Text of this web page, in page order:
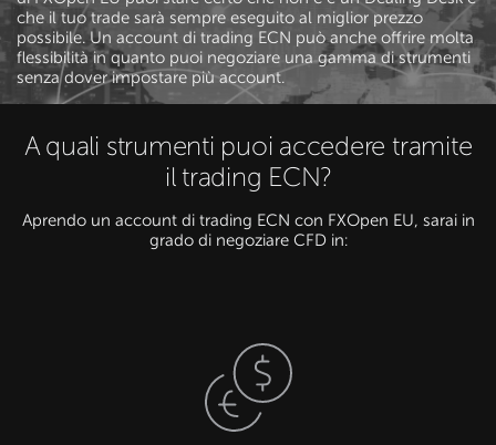
che il tuo trade sarà sempre eseguito al miglior prezzo
possibile. Un account di trading ECN può anche offrire molta
flessibilità in quanto puoi negoziare una gamma di strumenti
senza dover impostare più account.
A quali strumenti puoi accedere tramite
il trading ECN?
Aprendo un account di trading ECN con FXOpen EU, sarai in
grado di negoziare CFD in: